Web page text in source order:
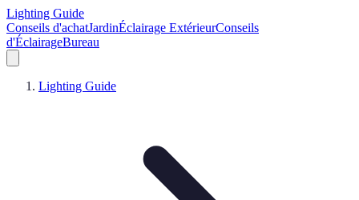
Lighting Guide
Conseils d'achatJardinÉclairage ExtérieurConseils
d'ÉclairageBureau
Lighting Guide